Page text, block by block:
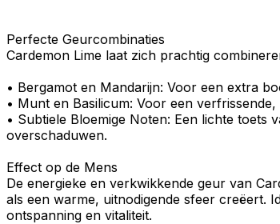
Perfecte Geurcombinaties
Cardemon Lime laat zich prachtig
• Bergamot en Mandarijn: Voor een extra
• Munt en Basilicum: Voor een
• Subtiele Bloemige Noten: Een lichte toets
overschaduwen.
Effect op de Mens
De energieke en verkwikkende geur van
als een warme, uitnodigende sfeer creëert.
ontspanning en vitaliteit.